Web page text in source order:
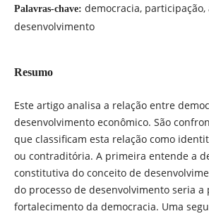
Palavras-chave: democracia, participação,
desenvolvimento
Resumo
Este artigo analisa a relação entre
desenvolvimento econômico. São
que classificam esta relação como
ou contraditória. A primeira entende a
constitutiva do conceito de
do processo de desenvolvimento seria a
fortalecimento da democracia. Uma